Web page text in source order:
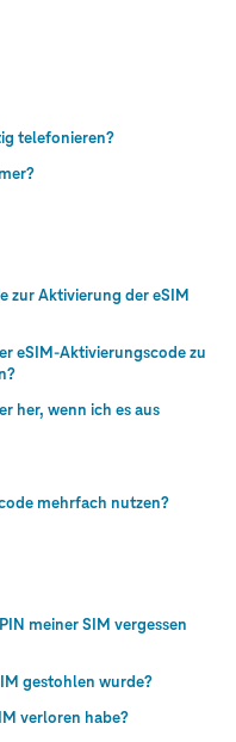
telefonieren?
zur Aktivierung der eSIM
eSIM-Aktivierungscode zu
her, wenn ich es aus
mehrfach nutzen?
meiner SIM vergessen
gestohlen wurde?
verloren habe?